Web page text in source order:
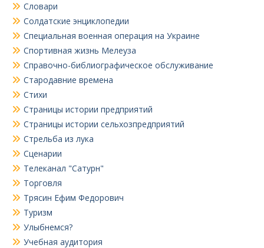
Словари
Солдатские энциклопедии
Специальная военная операция на Украине
Спортивная жизнь Мелеуза
Справочно-библиографическое обслуживание
Стародавние времена
Стихи
Страницы истории предприятий
Страницы истории сельхозпредприятий
Стрельба из лука
Сценарии
Телеканал "Сатурн"
Торговля
Трясин Ефим Федорович
Туризм
Улыбнемся?
Учебная аудитория